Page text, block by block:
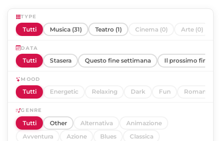
TYPE
Tutti Musica (31) Teatro (1) Cinema (0) Arte (0)
DATA
Tutti Stasera Questo fine settimana Il prossimo fine
MOOD
Tutti Energetic Relaxing Dark Fun Romantic
GENRE
Tutti Other Alternativa
Animazione
Avventura
Azione Blues
Classica